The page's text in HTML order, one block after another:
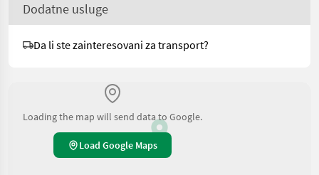
Dodatne usluge
Da li ste zainteresovani za transport?
Loading the map will send data to Google.
Load Google Maps